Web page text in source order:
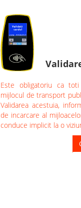
Este obligatoriu ca
mijlocul de transport
Validarea acestuia,
de incarcare al
conduce implicit la o